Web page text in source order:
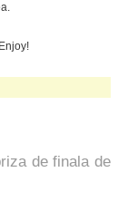
de finala de